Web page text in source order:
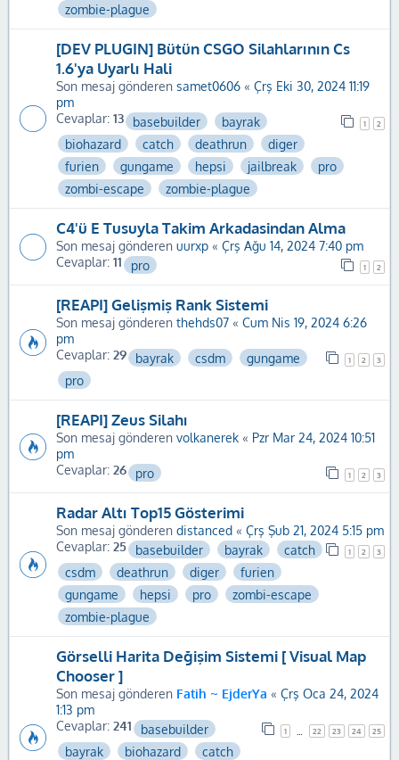
zombie-plague
[DEV PLUGIN] Bütün CSGO Silahlarının Cs
1.6'ya Uyarlı Hali
Son mesaj gönderen samet0606 « Çrş Eki 30, 2024 11:19
pm
Cevaplar: 13 1 2
basebuilder
bayrak
biohazard
catch deathrun
diger
furien
gungame hepsi jailbreak
pro
zombi-escape
zombie-plague
C4'ü E Tusuyla Takim Arkadasindan Alma
Son mesaj gönderen uurxp « Çrş Ağu 14, 2024 7:40 pm
Cevaplar: 11 1 2
pro
[REAPI] Gelişmiş Rank Sistemi
Son mesaj gönderen thehds07 « Cum Nis 19, 2024 6:26
pm
Cevaplar: 29 1 2 3
bayrak csdm
gungame
pro
[REAPI] Zeus Silahı
Son mesaj gönderen volkanerek « Pzr Mar 24, 2024 10:51
pm
Cevaplar: 26 1 2 3
pro
Radar Altı Top15 Gösterimi
Son mesaj gönderen distanced « Çrş Şub 21, 2024 5:15 pm
Cevaplar: 25 1 2 3
basebuilder bayrak
catch
csdm
deathrun diger
furien
gungame
hepsi pro
zombi-escape
zombie-plague
Görselli Harita Değişim Sistemi [ Visual Map
Chooser ]
Son mesaj gönderen Fatih ~ EjderYa « Çrş Oca 24, 2024
1:13 pm
Cevaplar: 241 1 22 23 24 25
basebuilder
bayrak
biohazard
catch